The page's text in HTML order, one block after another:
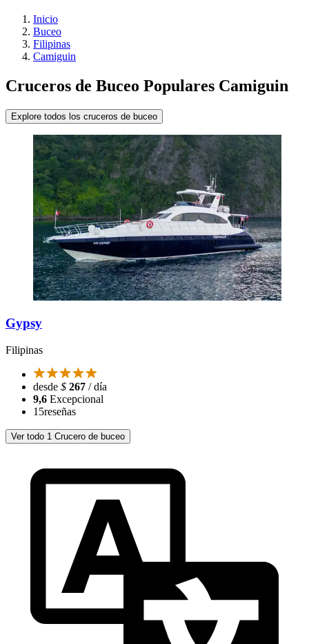
Inicio
Buceo
Filipinas
Camiguin
Cruceros de Buceo Populares Camiguin
Explore todos los cruceros de buceo
Gypsy
Filipinas
desde $ 267 / día
9,6 Excepcional
15reseñas
Ver todo 1 Crucero de buceo